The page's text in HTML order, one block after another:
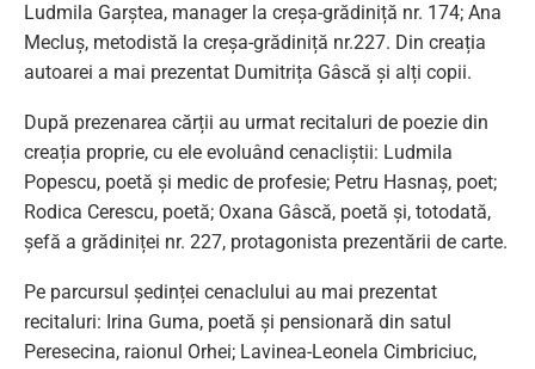
Ludmila Garștea, manager la creșa-grădiniță nr. 174; Ana
Mecluș, metodistă la creșa-grădiniță nr.227. Din creația
autoarei a mai prezentat Dumitrița Gâscă și alți copii.
După prezenarea cărții au urmat recitaluri de poezie din
creația proprie, cu ele evoluând cenacliștii: Ludmila
Popescu, poetă și medic de profesie; Petru Hasnaș, poet;
Rodica Cerescu, poetă; Oxana Gâscă, poetă și, totodată,
șefă a grădiniței nr. 227, protagonista prezentării de carte.
Pe parcursul ședinței cenaclului au mai prezentat
recitaluri: Irina Guma, poetă și pensionară din satul
Peresecina, raionul Orhei; Lavinea-Leonela Cimbriciuc,